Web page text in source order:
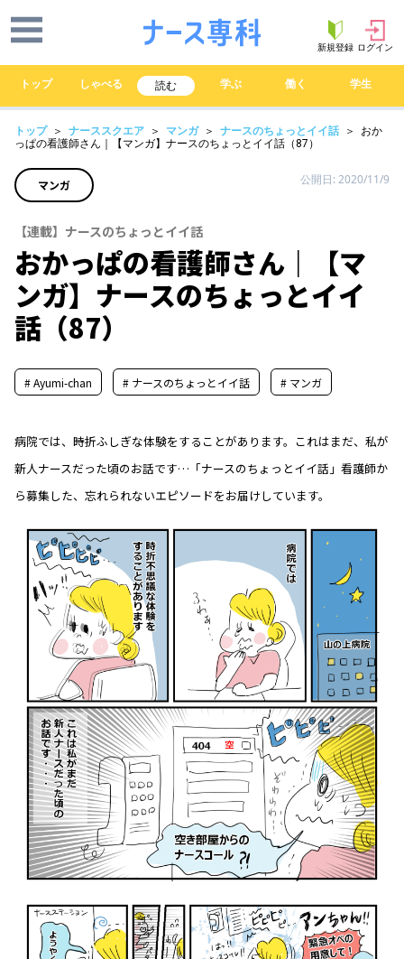
新規登録 ログイン
トップ しゃべる 読む 学ぶ 働く 学生
トップ ＞ ナーススクエア ＞ マンガ ＞ ナースのちょっとイイ話
＞ おか
っぱの看護師さん｜【マンガ】ナースのちょっとイイ話（87）
マンガ 公開日: 2020/11/9
【連載】ナースのちょっとイイ話
おかっぱの看護師さん｜【マ
ンガ】ナースのちょっとイイ
話（87）
# Ayumi-chan # ナースのちょっとイイ話 # マンガ
病院では、時折ふしぎな体験をすることがあります。これはまだ、私が
新人ナースだった頃のお話です…「ナースのちょっとイイ話」看護師か
ら募集した、忘れられないエピソードをお届けしています。